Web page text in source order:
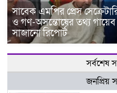
সাবেক এমপির প্রেস
ও গণ-অসন্তোষের তথ্য গায়েব
সাজানো রিপোর্ট
সর্বশেষ
জনপ্রিয়